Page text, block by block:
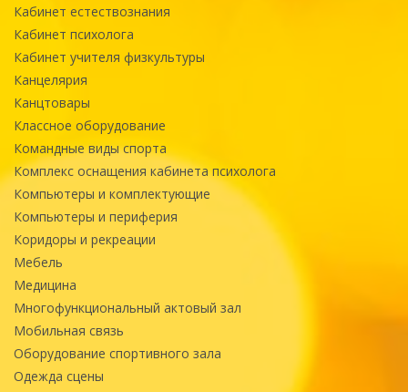
Кабинет естествознания
Кабинет психолога
Кабинет учителя физкультуры
Канцелярия
Канцтовары
Классное оборудование
Командные виды спорта
Комплекс оснащения кабинета психолога
Компьютеры и комплектующие
Компьютеры и периферия
Коридоры и рекреации
Мебель
Медицина
Многофункциональный актовый зал
Мобильная связь
Оборудование спортивного зала
Одежда сцены